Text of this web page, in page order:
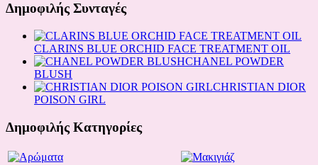
Δημοφιλής Συνταγές
CLARINS BLUE ORCHID FACE TREATMENT OIL
CHANEL POWDER
BLUSH
CHRISTIAN DIOR
POISON GIRL
Δημοφιλής Κατηγορίες